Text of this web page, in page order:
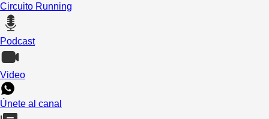
Circuito Running
Podcast
Video
Únete al canal